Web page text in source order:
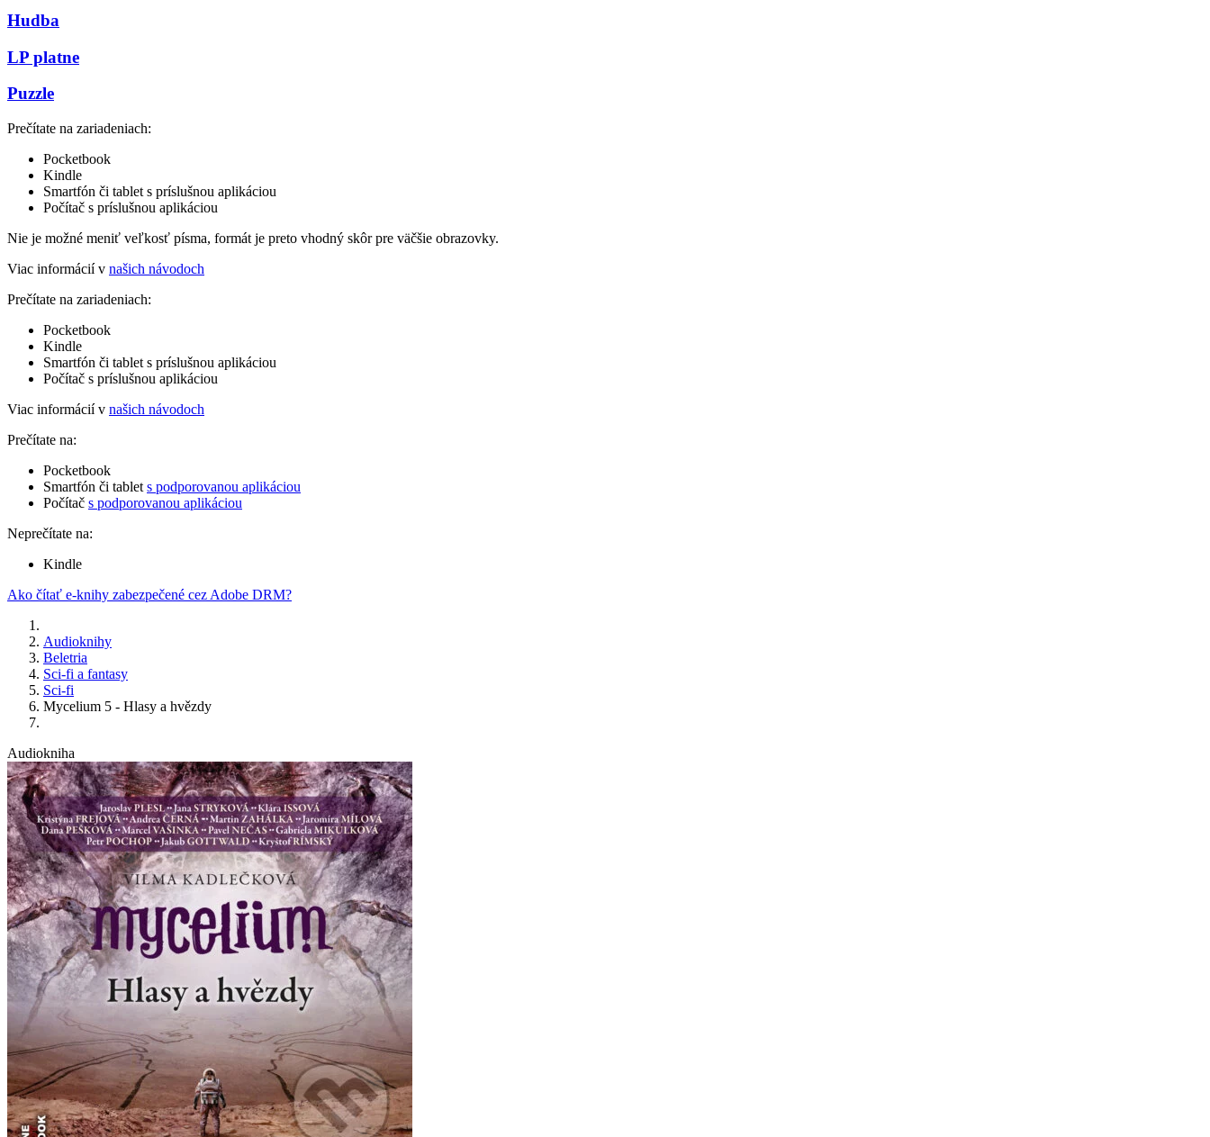
Hudba
LP platne
Puzzle
Prečítate na zariadeniach:
Pocketbook
Kindle
Smartfón či tablet s príslušnou aplikáciou
Počítač s príslušnou aplikáciou
Nie je možné meniť veľkosť písma, formát je preto vhodný skôr pre väčšie obrazovky.
Viac informácií v našich návodoch
Prečítate na zariadeniach:
Pocketbook
Kindle
Smartfón či tablet s príslušnou aplikáciou
Počítač s príslušnou aplikáciou
Viac informácií v našich návodoch
Prečítate na:
Pocketbook
Smartfón či tablet s podporovanou aplikáciou
Počítač s podporovanou aplikáciou
Neprečítate na:
Kindle
Ako čítať e-knihy zabezpečené cez Adobe DRM?
Audioknihy
Beletria
Sci-fi a fantasy
Sci-fi
Mycelium 5 - Hlasy a hvězdy
Audiokniha